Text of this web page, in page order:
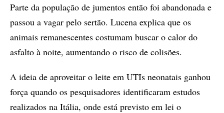
Parte da população de jumentos então foi abandonada e
passou a vagar pelo sertão. Lucena explica que os
animais remanescentes costumam buscar o calor do
asfalto à noite, aumentando o risco de colisões.
A ideia de aproveitar o leite em UTIs neonatais ganhou
força quando os pesquisadores identificaram estudos
realizados na Itália, onde está previsto em lei o